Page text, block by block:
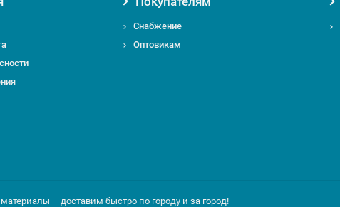
Снабжение
Оптовикам
– доставим быстро по городу и за город!